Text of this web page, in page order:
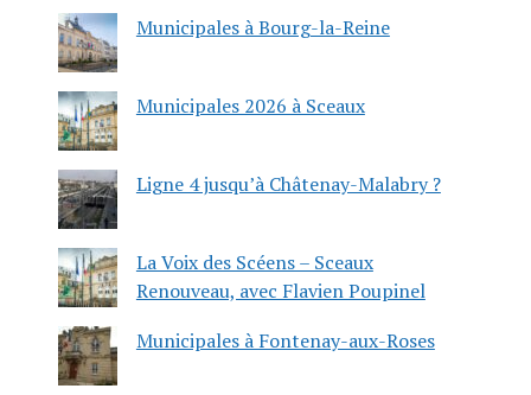
Municipales à Bourg-la-Reine
Municipales 2026 à Sceaux
Ligne 4 jusqu’à Châtenay-Malabry ?
La Voix des Scéens – Sceaux
Renouveau, avec Flavien Poupinel
Municipales à Fontenay-aux-Roses